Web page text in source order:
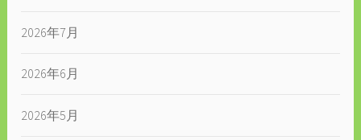
2026年7月
2026年6月
2026年5月